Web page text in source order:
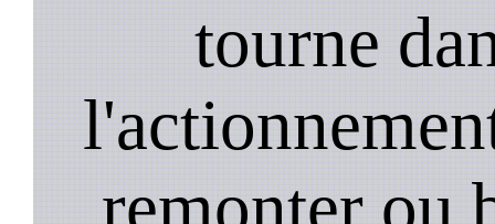
tourne
remonter ou